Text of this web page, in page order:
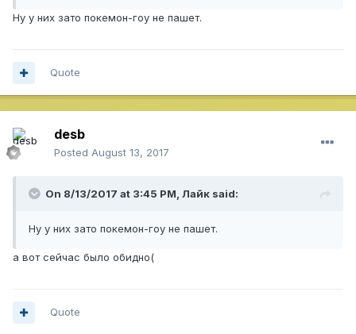
Ну у них зато покемон-гоу не пашет.
Quote
desb
Posted August 13, 2017
On 8/13/2017 at 3:45 PM, Лайк said:
Ну у них зато покемон-гоу не пашет.
а вот сейчас было обидно(
Quote